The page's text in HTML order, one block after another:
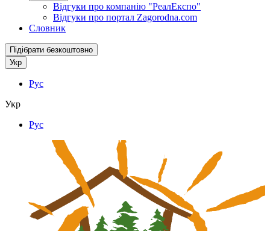
Відгуки про компанію "РеалЕкспо"
Відгуки про портал Zagorodna.com
Словник
Підібрати безкоштовно
Укр
Рус
Укр
Рус